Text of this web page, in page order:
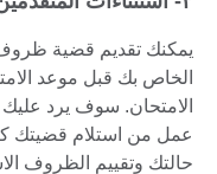
يمكنك تقديم قضية ظروف
عمل من استلام قضيتك
حالتك وتقييم الظروف